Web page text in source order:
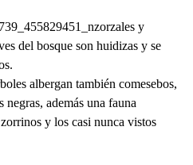
zorzales y
del bosque son huidizas y se
albergan también comesebos,
además una fauna
y los casi nunca vistos